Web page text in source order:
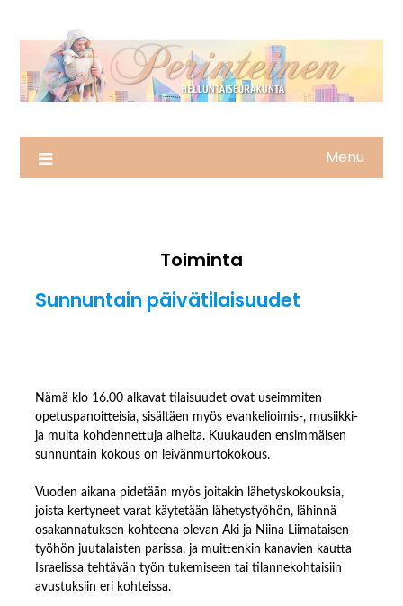
content
Menu
Toiminta
Sunnuntain päivätilaisuudet
Nämä klo 16.00 alkavat tilaisuudet ovat useimmiten
opetuspanoitteisia, sisältäen myös evankelioimis-, musiikki-
ja muita kohdennettuja aiheita. Kuukauden ensimmäisen
sunnuntain kokous on leivänmurtokokous.
Vuoden aikana pidetään myös joitakin lähetyskokouksia,
joista kertyneet varat käytetään lähetystyöhön, lähinnä
osakannatuksen kohteena olevan Aki ja Niina Liimataisen
työhön juutalaisten parissa, ja muittenkin kanavien kautta
Israelissa tehtävän työn tukemiseen tai tilannekohtaisiin
avustuksiin eri kohteissa.